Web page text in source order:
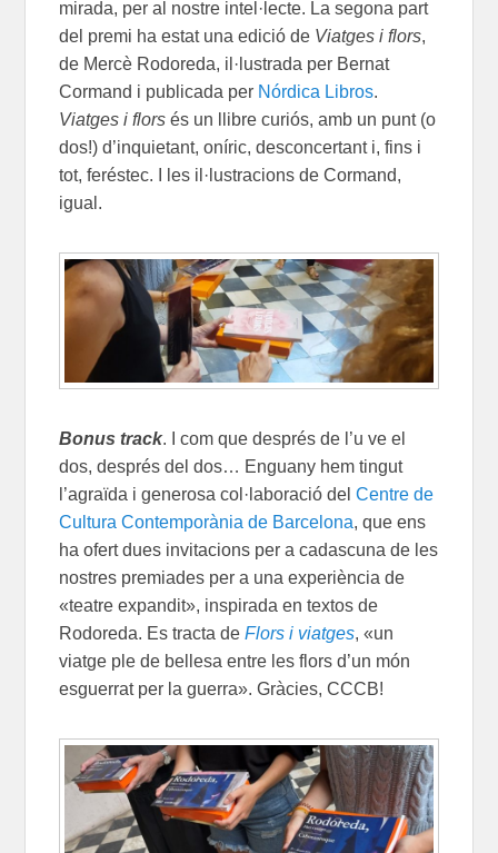
mirada, per al nostre intel·lecte. La segona part
del premi ha estat una edició de Viatges i flors,
de Mercè Rodoreda, il·lustrada per Bernat
Cormand i publicada per Nórdica Libros.
Viatges i flors és un llibre curiós, amb un punt (o
dos!) d’inquietant, oníric, desconcertant i, fins i
tot, feréstec. I les il·lustracions de Cormand,
igual.
Bonus track. I com que després de l’u ve el
dos, després del dos… Enguany hem tingut
l’agraïda i generosa col·laboració delCentre de
Cultura Contemporània de Barcelona, que ens
ha ofert dues invitacions per a cadascuna de les
nostres premiades per a una experiència de
«teatre expandit», inspirada en textos de
Rodoreda. Es tracta deFlors i viatges, «un
viatge ple de bellesa entre les flors d’un món
esguerrat per la guerra». Gràcies, CCCB!